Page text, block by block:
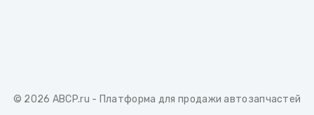
© 2026 ABCP.ru - Платформа для продажи автозапчастей